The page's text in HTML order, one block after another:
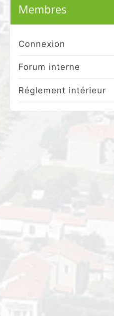
Membres
Connexion
Forum interne
Réglement intérieur